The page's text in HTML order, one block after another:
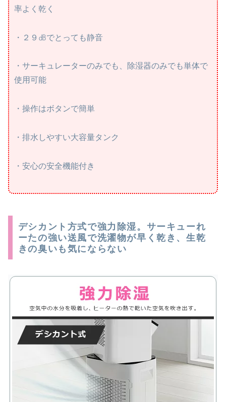
率よく乾く
・２９㏈でとっても静音
・サーキュレーターのみでも、除湿器のみでも単体で
使用可能
・操作はボタンで簡単
・排水しやすい大容量タンク
・安心の安全機能付き
デシカント方式で強力除湿。サーキューれ
ーたの強い送風で洗濯物が早く乾き、生乾
きの臭いも気にならない